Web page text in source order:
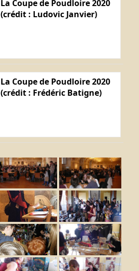
La Coupe de Poudloire 2020
(crédit : Ludovic Janvier)
La Coupe de Poudloire 2020
(crédit : Frédéric Batigne)